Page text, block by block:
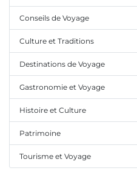
Conseils de Voyage
Culture et Traditions
Destinations de Voyage
Gastronomie et Voyage
Histoire et Culture
Patrimoine
Tourisme et Voyage